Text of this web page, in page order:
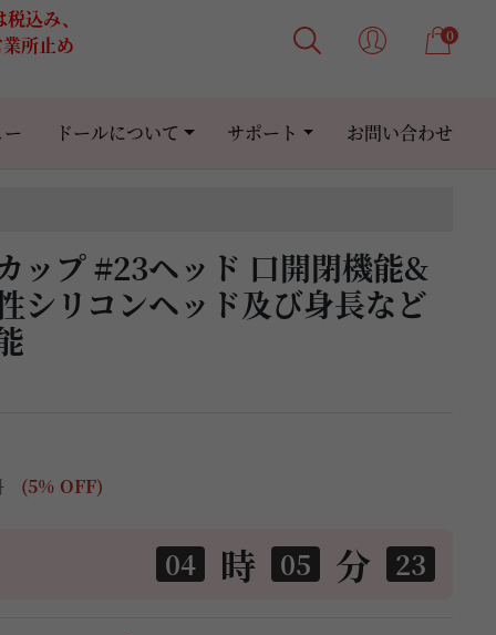
込み、
所止め
0
ドールについて サポート お問い合わせ
プ #23ヘッド 口開閉機能&
シリコンヘッド及び身長など
(5% OFF)
04 時 05 分 21